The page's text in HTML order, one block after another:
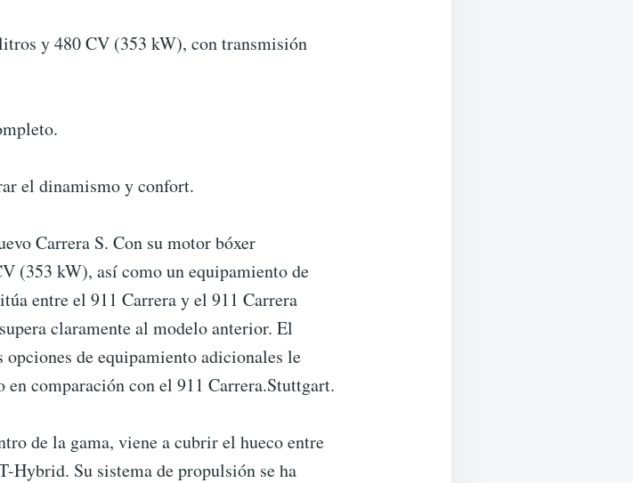
y 480 CV (353 kW), con transmisión
el dinamismo y confort.
Carrera S. Con su motor bóxer
(353 kW), así como un equipamiento de
entre el 911 Carrera y el 911 Carrera
claramente al modelo anterior. El
de equipamiento adicionales le
comparación con el 911 Carrera.Stuttgart.
de la gama, viene a cubrir el hueco entre
Hybrid. Su sistema de propulsión se ha